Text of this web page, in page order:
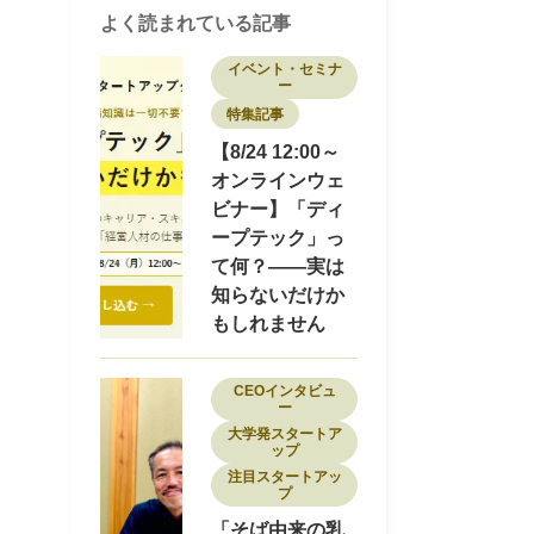
セミナー ディープテック ナノテク
ポストコンサル
マーケティング
モビリティ
ロボティクス
ワークライフバランス
不動産
事業開発 介護
医療・ヘルスケア
商社
地域を盛り上げる 地方スタートアップ
地方創生
大学発スタートアップ
女性限定 宇宙 導入事例 小売
建設
採用 採用事例 教育・Edtech 新素材
物流 特集記事 環境 環境エネルギー
知財 研究者 研究開発 素材
脱炭素
転職 転職者インタビュー
よく読まれている記事
イベント・セミナ
ー
特集記事
【8/24 12:00～
オンラインウェ
ビナー】「ディ
ープテック」っ
て何？——実は
知らないだけか
もしれません
CEOインタビュ
ー
大学発スタートア
ップ
注目スタートアッ
プ
「そば由来の乳